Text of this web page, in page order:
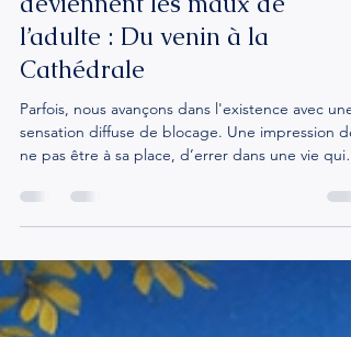
chrystophefournier
10 avr.
3 min de lecture
Quand les mots de l’enfance
deviennent les maux de
l’adulte : Du venin à la
Cathédrale
Parfois, nous avançons dans l'existence avec une
sensation diffuse de blocage. Une impression de
manque de relief ou de légitimité. On cherche la
cause à l'extérieur, alors qu'elle est souvent tapie
dans les fondations de notre histoire : là où les